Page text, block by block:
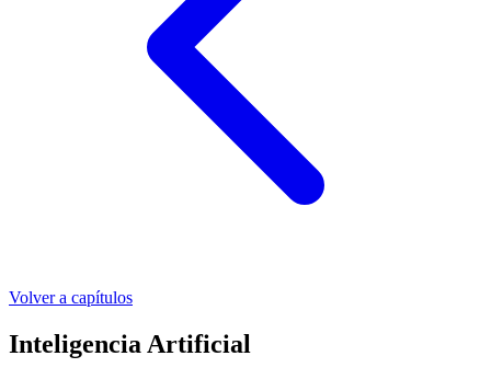
Volver a capítulos
Inteligencia Artificial